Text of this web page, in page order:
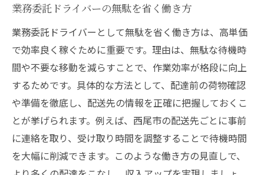
業務委託ドライバーの無駄を省く働き方
業務委託ドライバーとして無駄を省く働き方は、高単価
で効率良く稼ぐために重要です。理由は、無駄な待機時
間や不要な移動を減らすことで、作業効率が格段に向上
するためです。具体的な方法として、配達前の荷物確認
や準備を徹底し、配送先の情報を正確に把握しておくこ
とが挙げられます。例えば、西尾市の配送先ごとに事前
に連絡を取り、受け取り時間を調整することで待機時間
を大幅に削減できます。このような働き方の見直しで、